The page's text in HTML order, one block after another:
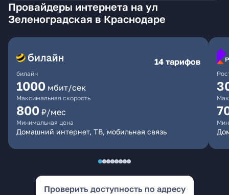
Провайдеры интернета на ул
Зеленоградская в Краснодаре
билайн
14 тарифов
1000 мбит/сек
Максимальная скорость
800 ₽/мес
Минимальная цена
Домашний интернет, ТВ, мобильная связь
Проверить доступность по адресу